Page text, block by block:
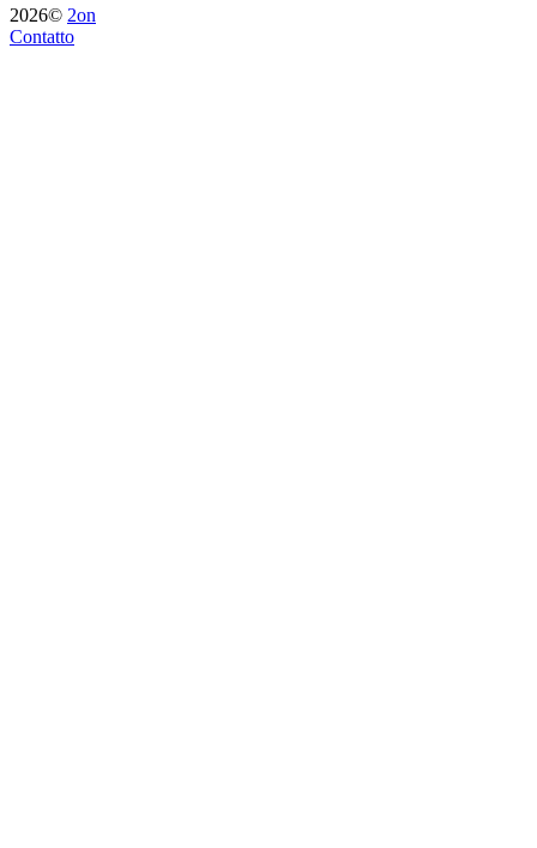
2026© 2on
Contatto